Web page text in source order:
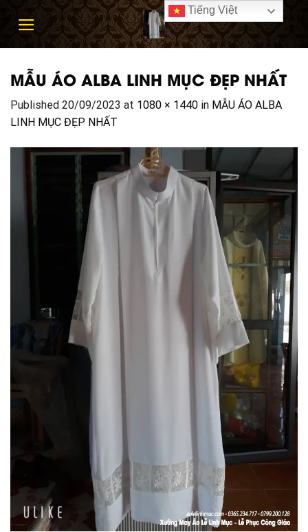
MẪU ÁO ALBA LINH MỤC ĐẸP NHẤT
Published 20/09/2023 at 1080 × 1440 in MẪU ÁO ALBA
LINH MỤC ĐẸP NHẤT
Tiếng Việt